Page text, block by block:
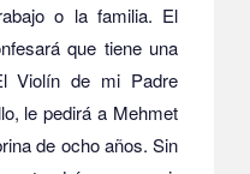
o la familia. El
que tiene una
Violín de mi Padre
le pedirá a Mehmet
de ocho años. Sin